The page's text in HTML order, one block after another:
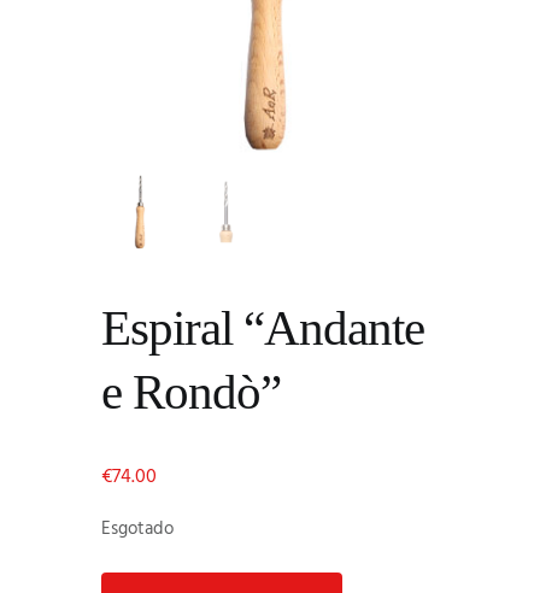
Espiral “Andante
e Rondò”
€74.00
Esgotado